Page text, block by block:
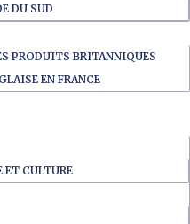
DU SUD
PRODUITS BRITANNIQUES
EN FRANCE
ET CULTURE